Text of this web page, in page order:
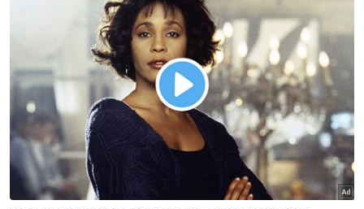
Berita Telus & Tulus menerusi E-Mel setiap
"Namun, saya dan Ahli Majlis MARA sentiasa
memastikan bahawa tatakelola mesti betul.